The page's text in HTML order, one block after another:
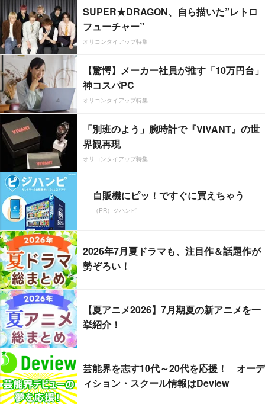
SUPER★DRAGON、自ら描いた”レトロ
フューチャー”
オリコンタイアップ特集
【驚愕】メーカー社員が推す「10万円台」
神コスパPC
オリコンタイアップ特集
「別班のよう」腕時計で『VIVANT』の世
界観再現
オリコンタイアップ特集
自販機にピッ！ですぐに買えちゃう
（PR）ジハンピ
2026年7月夏ドラマも、注目作＆話題作が
勢ぞろい！
【夏アニメ2026】7月期夏の新アニメを一
挙紹介！
芸能界を志す10代～20代を応援！ オーデ
ィション・スクール情報はDeview